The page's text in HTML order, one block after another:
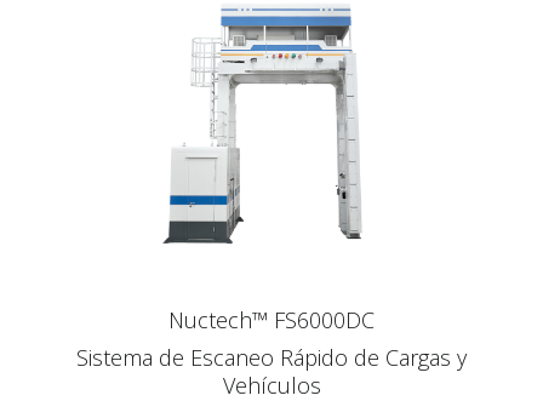
Nuctech™ FS6000DC
Sistema de Escaneo Rápido de Cargas y
Vehículos